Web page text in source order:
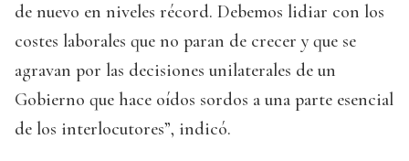
de nuevo en niveles récord. Debemos lidiar con los
costes laborales que no paran de crecer y que se
agravan por las decisiones unilaterales de un
Gobierno que hace oídos sordos a una parte esencial
de los interlocutores”, indicó.